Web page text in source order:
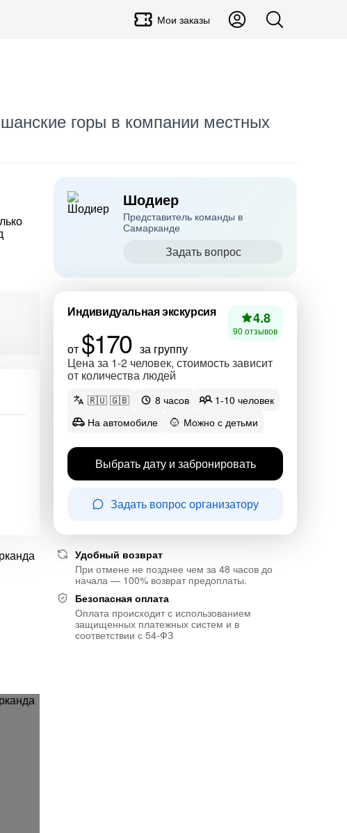
Мои заказы
горы в компании местных
Шодиер
Представитель команды в
Самарканде
Задать вопрос
Индивидуальная экскурсия
от $170 за группу
Цена за 1-2 человек, стоимость зависит
от количества людей
4.8
90 отзывов
🇷🇺 🇬🇧 8 часов
1-10 человек
На автомобиле
Можно с детьми
Выбрать дату и забронировать
Задать вопрос организатору
Удобный возврат
При отмене не позднее чем за 48 часов до
начала — 100% возврат предоплаты.
Безопасная оплата
Оплата происходит с использованием
защищенных платежных систем и в
соответствии с 54-ФЗ